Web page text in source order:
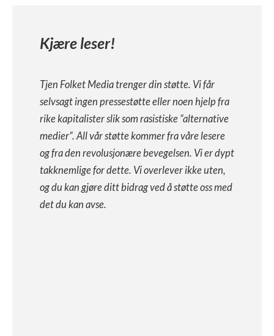
Kjære leser!
Tjen Folket Media trenger din støtte. Vi får
selvsagt ingen pressestøtte eller noen hjelp fra
rike kapitalister slik som rasistiske “alternative
medier”. All vår støtte kommer fra våre lesere
og fra den revolusjonære bevegelsen. Vi er dypt
takknemlige for dette. Vi overlever ikke uten,
og du kan gjøre ditt bidrag ved å støtte oss med
det du kan avse.